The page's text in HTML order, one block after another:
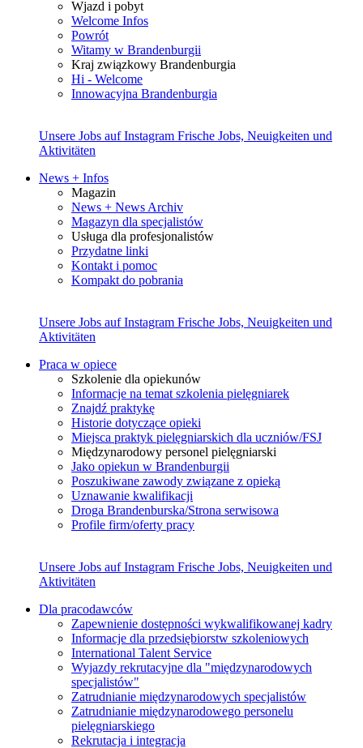
Wjazd i pobyt
Welcome Infos
Powrót
Witamy w Brandenburgii
Kraj związkowy Brandenburgia
Hi - Welcome
Innowacyjna Brandenburgia
Unsere Jobs auf Instagram Frische Jobs, Neuigkeiten und
Aktivitäten
News + Infos
Magazin
News + News Archiv
Magazyn dla specjalistów
Usługa dla profesjonalistów
Przydatne linki
Kontakt i pomoc
Kompakt do pobrania
Unsere Jobs auf Instagram Frische Jobs, Neuigkeiten und
Aktivitäten
Praca w opiece
Szkolenie dla opiekunów
Informacje na temat szkolenia pielęgniarek
Znajdź praktykę
Historie dotyczące opieki
Miejsca praktyk pielęgniarskich dla uczniów/FSJ
Międzynarodowy personel pielęgniarski
Jako opiekun w Brandenburgii
Poszukiwane zawody związane z opieką
Uznawanie kwalifikacji
Droga Brandenburska/Strona serwisowa
Profile firm/oferty pracy
Unsere Jobs auf Instagram Frische Jobs, Neuigkeiten und
Aktivitäten
Dla pracodawców
Zapewnienie dostępności wykwalifikowanej kadry
Informacje dla przedsiębiorstw szkoleniowych
International Talent Service
Wyjazdy rekrutacyjne dla "międzynarodowych
specjalistów"
Zatrudnianie międzynarodowych specjalistów
Zatrudnianie międzynarodowego personelu
pielęgniarskiego
Rekrutacja i integracja